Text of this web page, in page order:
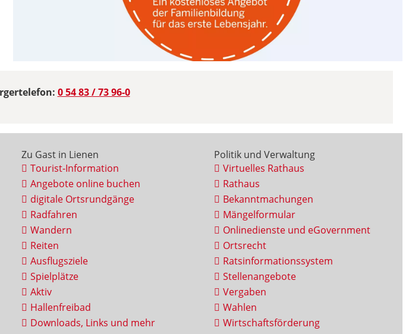
0 54 83 / 73 96-0
Zu Gast in Lienen
Tourist-Information
Angebote online buchen
digitale Ortsrundgänge
Radfahren
Wandern
Reiten
Ausflugsziele
Spielplätze
Aktiv
Hallenfreibad
Downloads, Links und mehr
Politik und Verwaltung
Virtuelles Rathaus
Rathaus
Bekanntmachungen
Mängelformular
Onlinedienste und eGovernment
Ortsrecht
Ratsinformationssystem
Stellenangebote
Vergaben
Wahlen
Wirtschaftsförderung